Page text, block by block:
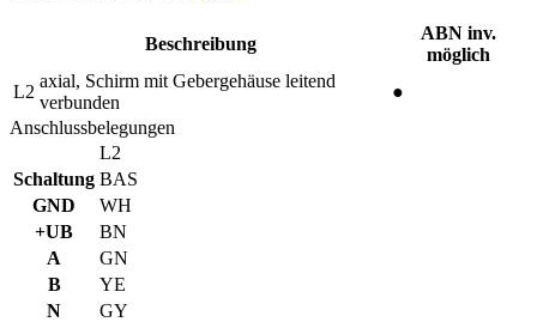
Beschreibung
ABN inv.
möglich
L2
axial, Schirm mit Gebergehäuse leitend
verbunden
●
Anschlussbelegungen
L2
Schaltung BAS
GND
WH
+UB
BN
A
GN
B
YE
N
GY